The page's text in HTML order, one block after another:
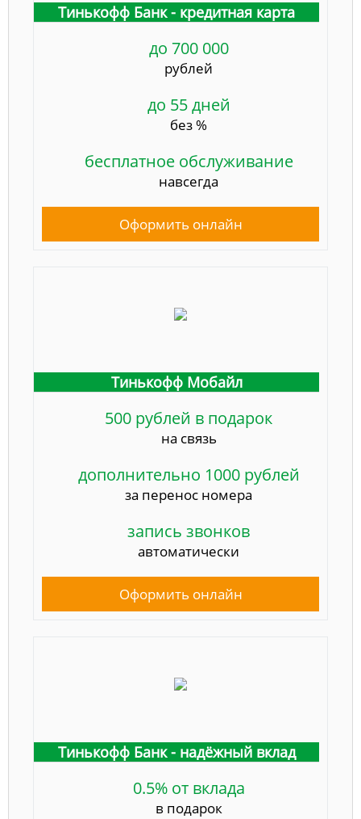
Тинькофф Банк - кредитная карта
до 700 000
рублей
до 55 дней
без %
бесплатное обслуживание
навсегда
Оформить онлайн
Тинькофф Мобайл
500 рублей в подарок
на связь
дополнительно 1000 рублей
за перенос номера
запись звонков
автоматически
Оформить онлайн
Тинькофф Банк - надёжный вклад
0.5% от вклада
в подарок